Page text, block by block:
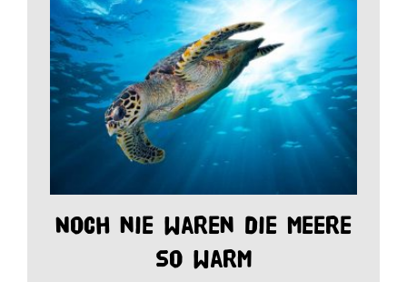
Noch nie waren die Meere
so warm